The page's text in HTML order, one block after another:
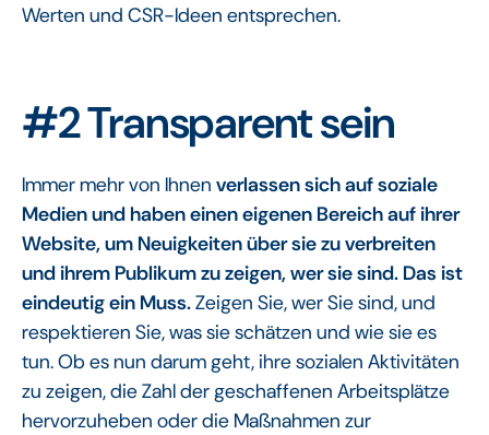
Werten und CSR-Ideen entsprechen.
#2 Transparent sein
Immer mehr von Ihnen verlassen sich auf soziale
Medien und haben einen eigenen Bereich auf ihrer
Website, um Neuigkeiten über sie zu verbreiten
und ihrem Publikum zu zeigen, wer sie sind. Das ist
eindeutig ein Muss.Zeigen Sie, wer Sie sind, und
respektieren Sie, was sie schätzen und wie sie es
tun. Ob es nun darum geht, ihre sozialen Aktivitäten
zu zeigen, die Zahl der geschaffenen Arbeitsplätze
hervorzuheben oder die Maßnahmen zur